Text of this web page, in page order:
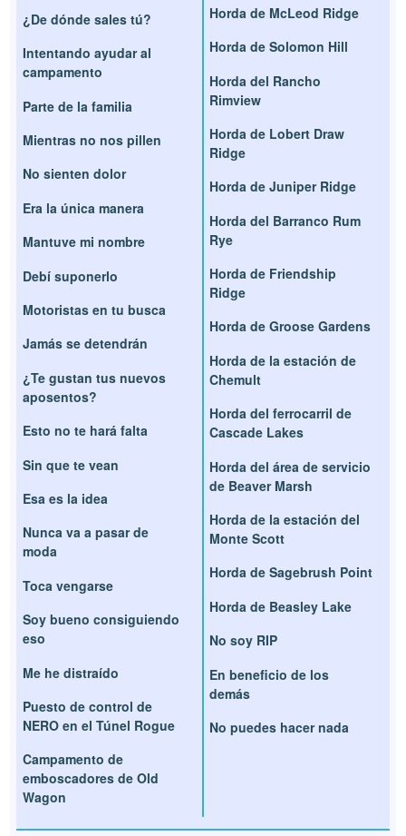
¿De dónde sales tú?
Intentando ayudar al
campamento
Parte de la familia
Mientras no nos pillen
No sienten dolor
Era la única manera
Mantuve mi nombre
Debí suponerlo
Motoristas en tu busca
Jamás se detendrán
¿Te gustan tus nuevos
aposentos?
Esto no te hará falta
Sin que te vean
Esa es la idea
Nunca va a pasar de
moda
Toca vengarse
Soy bueno consiguiendo
eso
Me he distraído
Puesto de control de
NERO en el Túnel Rogue
Campamento de
emboscadores de Old
Wagon
Horda de McLeod Ridge
Horda de Solomon Hill
Horda del Rancho
Rimview
Horda de Lobert Draw
Ridge
Horda de Juniper Ridge
Horda del Barranco Rum
Rye
Horda de Friendship
Ridge
Horda de Groose Gardens
Horda de la estación de
Chemult
Horda del ferrocarril de
Cascade Lakes
Horda del área de servicio
de Beaver Marsh
Horda de la estación del
Monte Scott
Horda de Sagebrush Point
Horda de Beasley Lake
No soy RIP
En beneficio de los
demás
No puedes hacer nada